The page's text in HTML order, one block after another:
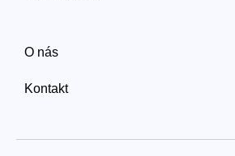
O nás
Kontakt